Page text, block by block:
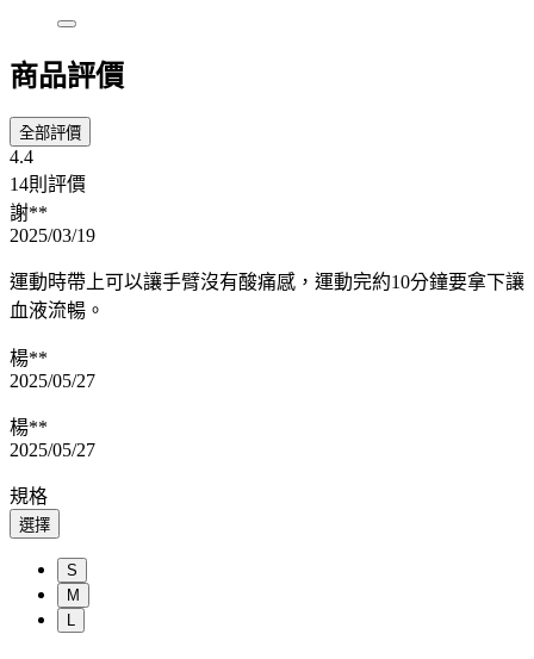
商品評價
全部評價
4.4
14則評價
謝**
2025/03/19
運動時帶上可以讓手臂沒有酸痛感，運動完約10分鐘要拿下讓
血液流暢。
楊**
2025/05/27
楊**
2025/05/27
規格
選擇
S
M
L